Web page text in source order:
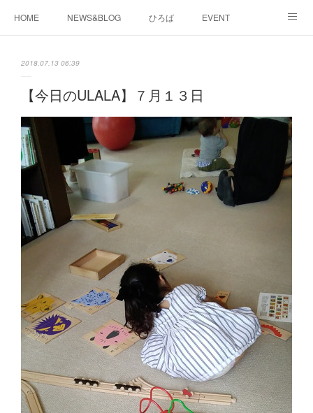
HOME NEWS&BLOG ひろば EVENT
2018.07.13 06:39
【今日のULALA】７月１３日